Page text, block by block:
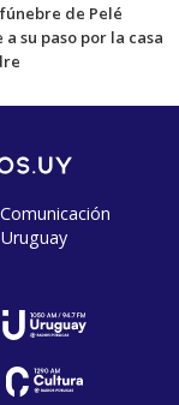
de Pelé
a su paso por la casa